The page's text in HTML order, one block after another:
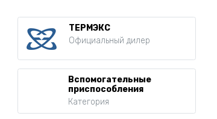
ТЕРМЭКС
Официальный дилер
Вспомогательные
приспособления
Категория